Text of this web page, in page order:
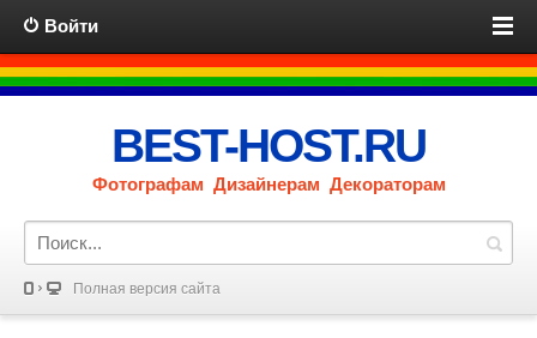
Войти
BEST-HOST.RU
Фотографам Дизайнерам Декораторам
Полная версия сайта